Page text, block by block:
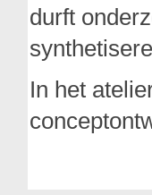
durft
In het